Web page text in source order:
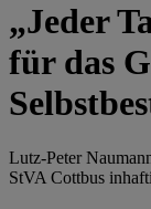
„Jeder
für das
Lutz-Peter
StVA Cottbus